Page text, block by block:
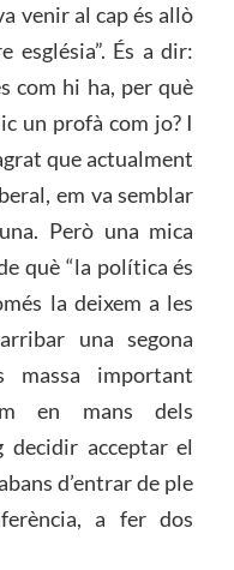
venir al cap és allò
església”. És a dir:
com hi ha, per què
un profà com jo? I
que actualment
em va semblar
Però una mica
què “la política és
la deixem a les
una segona
massa important
en mans dels
decidir acceptar el
d’entrar de ple
a fer dos